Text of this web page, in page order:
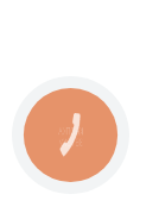
КНОПКА
ЗВ'ЯЗКУ